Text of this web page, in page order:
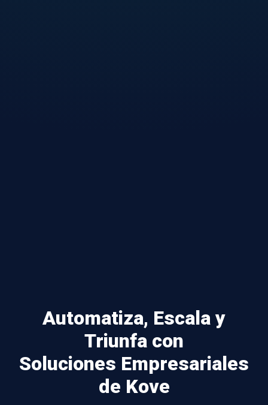
Automatiza, Escala y
Triunfa con
Soluciones Empresariales
de Kove